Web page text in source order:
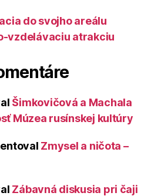
do svojho areálu
vzdelávaciu atrakciu
Šimkovičová a Machala
Múzea rusínskej kultúry
Zmysel a ničota –
Zábavná diskusia pri čaji